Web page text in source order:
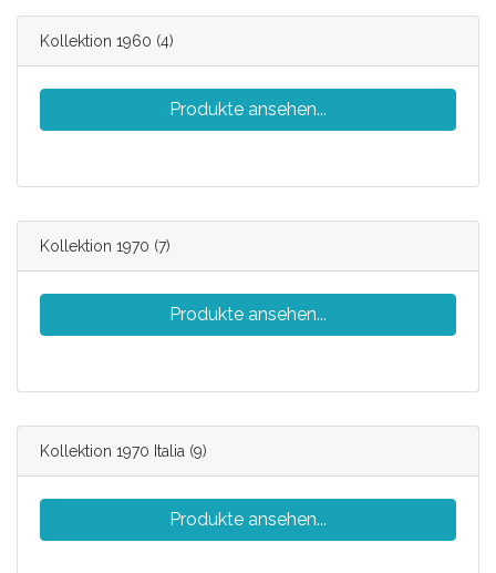
Kollektion 1960 (4)
Produkte ansehen...
Kollektion 1970 (7)
Produkte ansehen...
Kollektion 1970 Italia (9)
Produkte ansehen...